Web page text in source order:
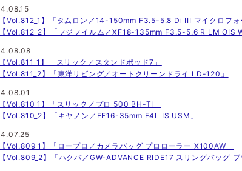
【Vol.812_1】「タムロン／14-150mm F3.5-5.8 Di III マイクロフ
【Vol.812_2】「フジフイルム／XF18-135mm F3.5-5.6 R LM OIS
【Vol.811_1】「スリック／スタンドポッド7」
【Vol.811_2】「東洋リビング／オートクリーンドライ LD-120」
【Vol.810_1】「スリック／プロ 500 BH-TI」
【Vol.810_2】「キヤノン／EF16-35mm F4L IS USM」
【Vol.809_1】「ロープロ／カメラバッグ プロローラー X100AW」
【Vol.809_2】「ハクバ／GW-ADVANCE RIDE17 スリングバッグ ブ